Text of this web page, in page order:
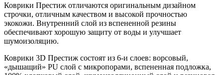
Коврики Престиж отличаются оригинальным дизайном
строчки, отличным качеством и высокой прочностью
экокожи. Внутренний слой из вспененной резины
обеспечивают хорошую защиту от воды и улучшает
шумоизоляцию.
Коврики 3D Престиж состоят из 6-и слоев: ворсовый,
«дышащий» PU слой с микропорами, вспененная подложка,